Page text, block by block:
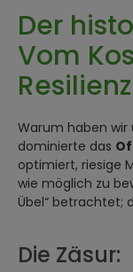
Der
Vom
Warum haben wir
dominierte das
optimiert, riesige
wie möglich zu
Übel“ betrachtet;
Die Zäsur: